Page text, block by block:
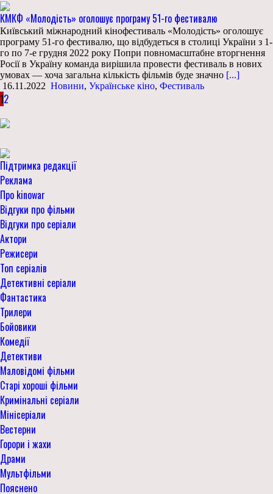
КМКФ «Молодість» оголошує програму 51-го фестивалю
Київський міжнародний кінофестиваль «Молодість» оголошує
програму 51-го фестивалю, що відбудеться в столиці України з 1-
го по 7-е грудня 2022 року Попри повномасштабне вторгнення
Росії в Україну команда вирішила провести фестиваль в нових
умовах — хоча загальна кількість фільмів буде значно [...]
16.11.2022 Новини, Українське кіно, Фестиваль
12
Підтримка редакції
Реклама
Про kinowar
Відгуки про фільми
Відгуки про серіали
Актори
Режисери
Топ серіалів
Детективні серіали
Фантастика
Трилери
Бойовики
Комедії
Детективи
Маловідомі фільми
Старі хороші фільми
Кримінальні серіали
Мінісеріали
Вестерни
Горори і жахи
Драми
Мультфільми
Пояснено